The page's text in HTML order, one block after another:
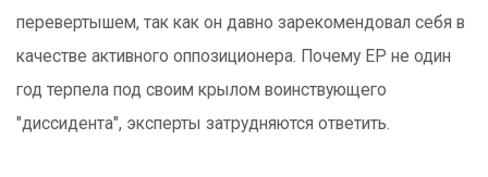
перевертышем, так как он давно зарекомендовал себя в
качестве активного оппозиционера. Почему ЕР не один
год терпела под своим крылом воинствующего
"диссидента", эксперты затрудняются ответить.